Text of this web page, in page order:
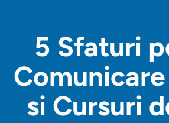
5 Sfaturi
si Cursuri